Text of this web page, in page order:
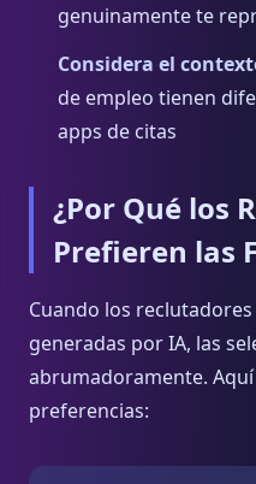
genuinamente te
Considera el
de empleo tienen
apps de citas
¿Por Qué los
Prefieren las
Cuando los reclutadores
generadas por IA, las
abrumadoramente.
preferencias: